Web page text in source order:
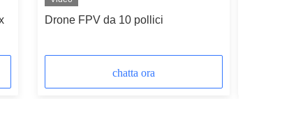
Drone FPV da 10 pollici
chatta ora